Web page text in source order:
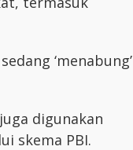
‘menabung’
digunakan
skema PBI.